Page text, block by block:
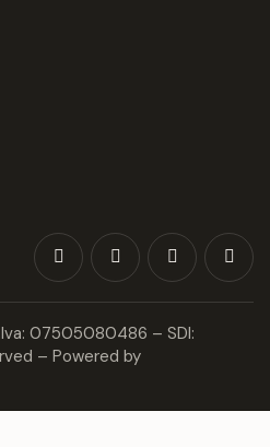
07505080486 – SDI:
– Powered by